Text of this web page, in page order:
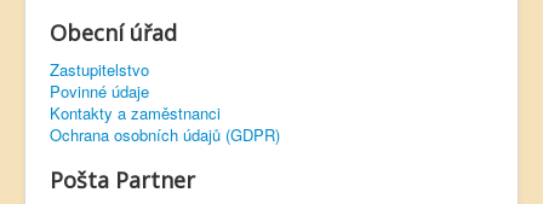
Obecní úřad
Zastupitelstvo
Povinné údaje
Kontakty a zaměstnanci
Ochrana osobních údajů (GDPR)
Pošta Partner